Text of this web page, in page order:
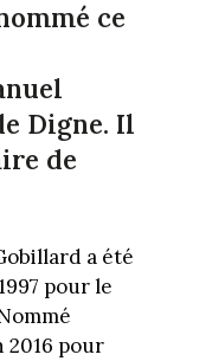
ce
Digne. Il
de
a été
pour le
2016 pour